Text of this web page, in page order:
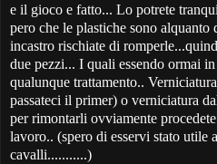
e il gioco e fatto... Lo potrete
pero che le plastiche sono alquanto
incastro rischiate di
due pezzi... I quali essendo ormai
qualunque trattamento..
passateci il primer) o verniciatura
per rimontarli ovviamente
lavoro.. (spero di esservi stato utile
cavalli...........)